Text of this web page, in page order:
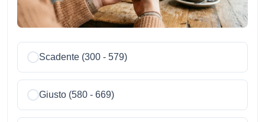
Scadente (300 - 579)
Giusto (580 - 669)